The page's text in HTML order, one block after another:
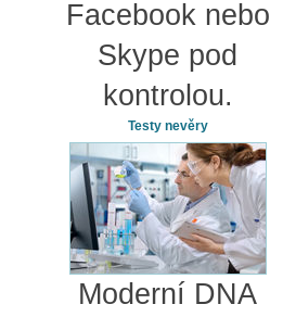
Facebook nebo
Skype pod
kontrolou.
Testy nevěry
Moderní DNA